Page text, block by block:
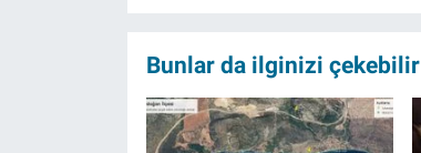
Bunlar da ilginizi çekebilir